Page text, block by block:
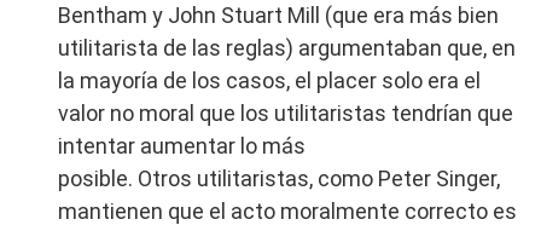
Bentham y John Stuart Mill (que era más bien
utilitarista de las reglas) argumentaban que, en
la mayoría de los casos, el placer solo era el
valor no moral que los utilitaristas tendrían que
intentar aumentar lo más
posible. Otros utilitaristas, como Peter Singer,
mantienen que el acto moralmente correcto es